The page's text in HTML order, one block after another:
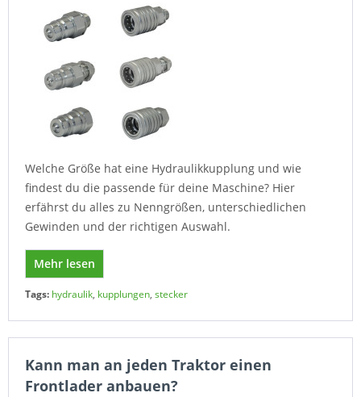
Welche Größe hat eine Hydraulikkupplung und wie
findest du die passende für deine Maschine? Hier
erfährst du alles zu Nenngrößen, unterschiedlichen
Gewinden und der richtigen Auswahl.
Mehr lesen
Tags: hydraulik, kupplungen, stecker
Kann man an jeden Traktor einen
Frontlader anbauen?